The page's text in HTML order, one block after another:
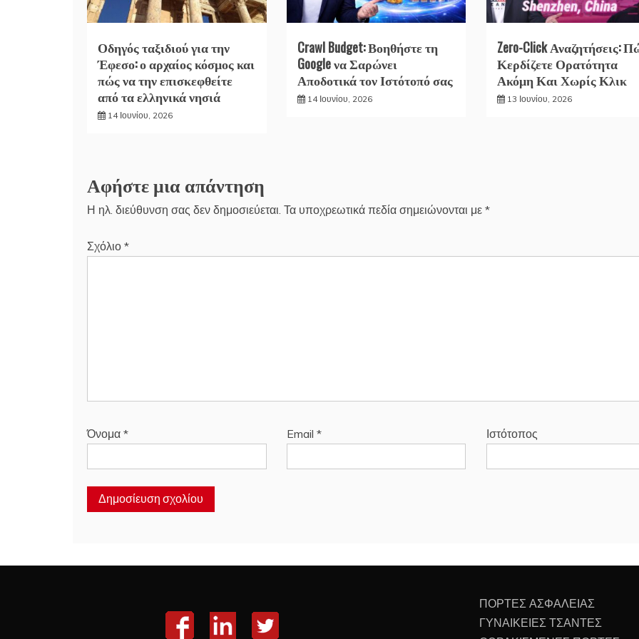
Οδηγός ταξιδιού για την
Έφεσο: ο αρχαίος κόσμος και
πώς να την επισκεφθείτε
από τα ελληνικά νησιά
14 Ιουνίου, 2026
Crawl Budget: Βοηθήστε τη
Google να Σαρώνει
Αποδοτικά τον Ιστότοπό σας
14 Ιουνίου, 2026
Zero-Click Αναζητήσεις:
Κερδίζετε Ορατότητα
Ακόμη Και Χωρίς Κλικ
13 Ιουνίου, 2026
Αφήστε μια απάντηση
Η ηλ. διεύθυνση σας δεν δημοσιεύεται. Τα υποχρεωτικά πεδία σημειώνονται με *
Σχόλιο *
Όνομα * Email * Ιστότοπος
ΠΟΡΤΕΣ ΑΣΦΑΛΕΙΑΣ
ΓΥΝΑΙΚΕΙΕΣ ΤΣΑΝΤΕΣ